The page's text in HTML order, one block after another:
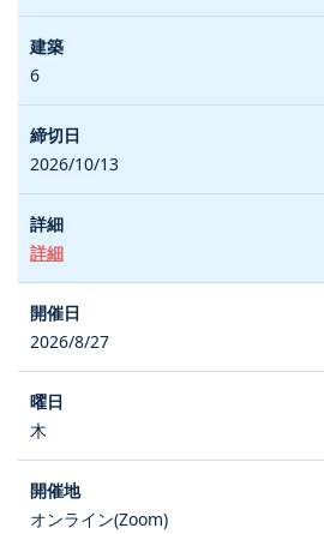
6
2026/10/13
詳細
2026/8/27
木
オンライン(Zoom)